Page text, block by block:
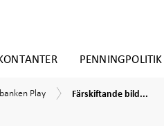
PENNINGPOLITIK
Play
Färskiftande
Färskiftande bild...